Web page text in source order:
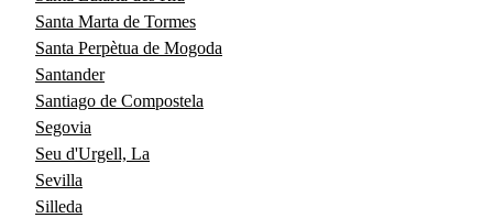
Santa Marta de Tormes
Santa Perpètua de Mogoda
Santander
Santiago de Compostela
Segovia
Seu d'Urgell, La
Sevilla
Silleda